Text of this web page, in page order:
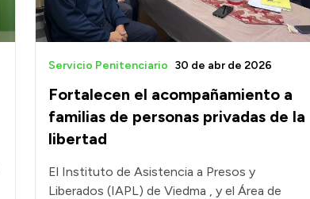
Fortalecen el acompañamiento a
familias de personas privadas de la
libertad
Servicio Penitenciario 30 de abr de 2026
El Instituto de Asistencia a Presos y
Liberados (IAPL) de Viedma , y el Área de